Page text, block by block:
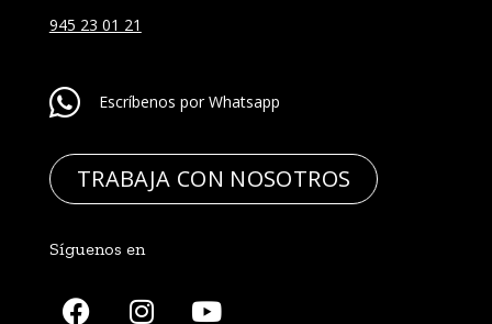
945 23 01 21
Escríbenos por Whatsapp
TRABAJA CON NOSOTROS
Síguenos en